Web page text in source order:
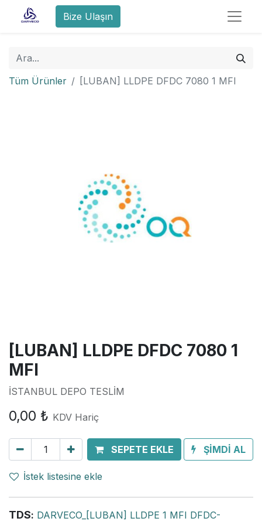
Bize Ulaşın
Tüm Ürünler [LUBAN] LLDPE DFDC 7080 1 MFI
[LUBAN] LLDPE DFDC 7080 1
MFI
İSTANBUL DEPO TESLİM
0,00 ₺ KDV Hariç
SEPETE EKLE ŞİMDİ AL
İstek listesine ekle
TDS: DARVECO_[LUBAN] LLDPE 1 MFI DFDC-